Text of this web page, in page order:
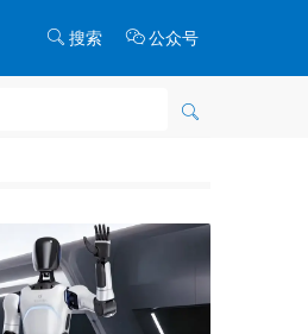
搜索 公众号